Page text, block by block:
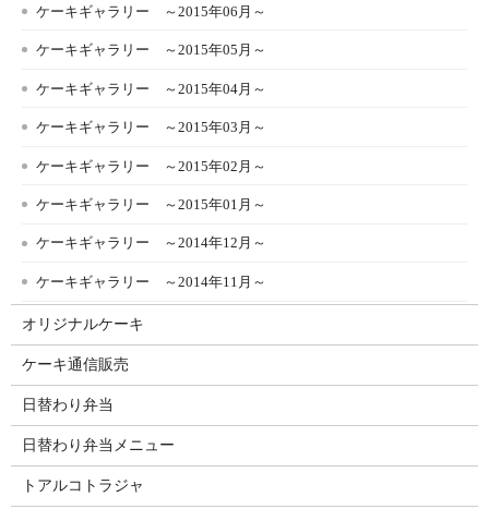
ケーキギャラリー ～2015年06月～
ケーキギャラリー ～2015年05月～
ケーキギャラリー ～2015年04月～
ケーキギャラリー ～2015年03月～
ケーキギャラリー ～2015年02月～
ケーキギャラリー ～2015年01月～
ケーキギャラリー ～2014年12月～
ケーキギャラリー ～2014年11月～
オリジナルケーキ
ケーキ通信販売
日替わり弁当
日替わり弁当メニュー
トアルコトラジャ